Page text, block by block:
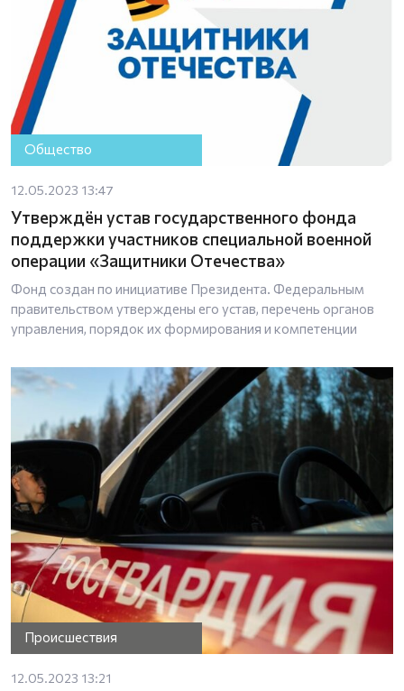
Общество
12.05.2023 13:47
Утверждён устав государственного фонда
поддержки участников специальной военной
операции «Защитники Отечества»
Фонд создан по инициативе Президента. Федеральным
правительством утверждены его устав, перечень органов
управления, порядок их формирования и компетенции
Происшествия
12.05.2023 13:21